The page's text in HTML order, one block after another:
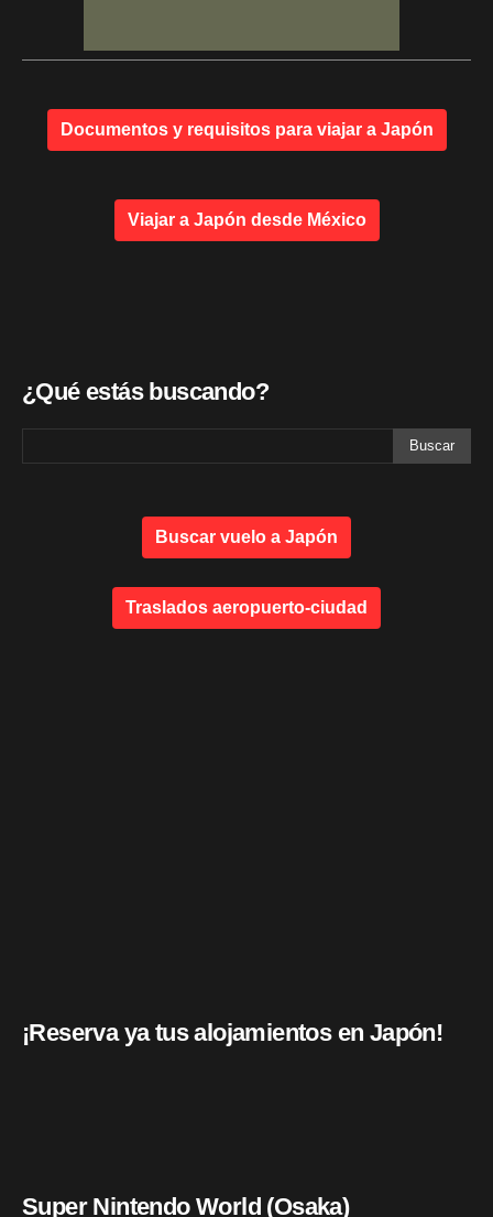
Documentos y requisitos para viajar a Japón
Viajar a Japón desde México
¿Qué estás buscando?
Buscar vuelo a Japón
Traslados aeropuerto-ciudad
¡Reserva ya tus alojamientos en Japón!
Super Nintendo World (Osaka)